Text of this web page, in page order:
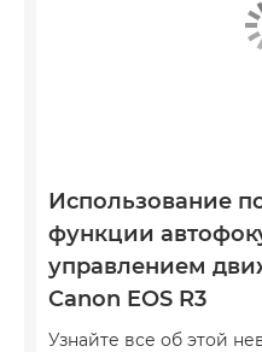
Использование
функции
управлением
Canon EOS R3
Узнайте все об этой